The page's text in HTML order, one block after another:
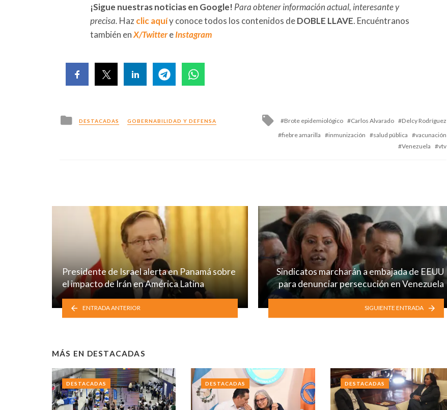
¡Sigue nuestras noticias en Google! Para obtener información actual, interesante y
precisa. Hazclic aquíy conoce todos los contenidos deDOBLE LLAVE. Encuéntranos
también enX/TwittereInstagram
Posted
in
DESTACADAS GOBERNABILIDAD Y DEFENSA
Tagged
with
Brote epidemiológico Carlos Alvarado
Delcy Rodríguez
fiebre amarilla
inmunización salud pública
vacunación
Venezuela
vtv
Presidente de Israel alerta en Panamá sobre
el impacto de Irán en América Latina
ENTRADA ANTERIOR
Sindicatos marcharán a embajada de EEUU
para denunciar persecución en Venezuela
SIGUIENTE ENTRADA
MÁS EN DESTACADAS
DESTACADAS DESTACADAS DESTACADAS